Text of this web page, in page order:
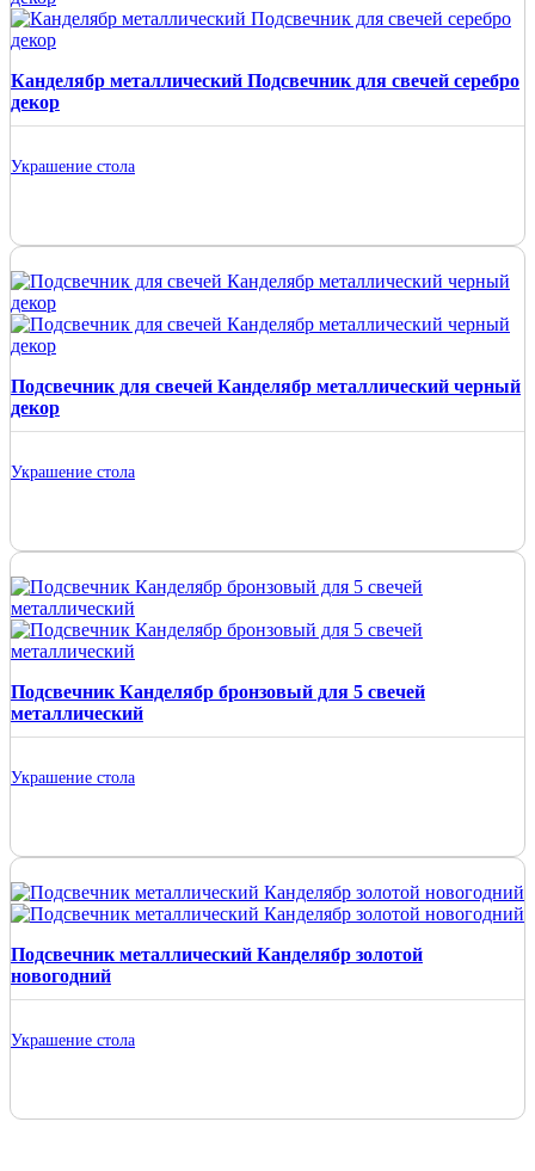
Канделябр металлический Подсвечник для свечей серебро
декор
Украшение стола
Подсвечник для свечей Канделябр металлический черный
декор
Украшение стола
Подсвечник Канделябр бронзовый для 5 свечей
металлический
Украшение стола
Подсвечник металлический Канделябр золотой
новогодний
Украшение стола